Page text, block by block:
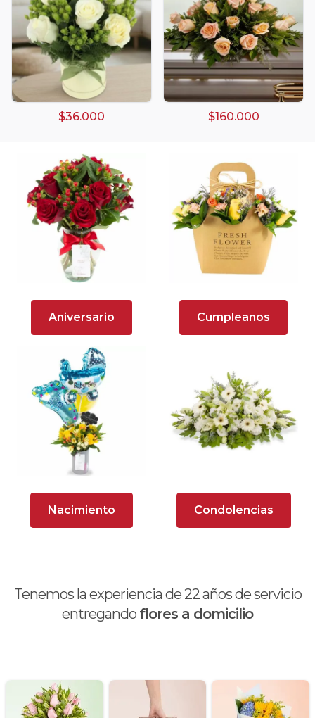
$36.000 $160.000
Aniversario Cumpleaños
Nacimiento Condolencias
Tenemos la experiencia de 22años de servicio
entregando flores a domicilio
Arreglos de Globos
Arreglos Florales
Arreglos florales amarillos
Arreglos florales de color rojo
Arreglos Florales en Florero
Arreglos florales en tono blanco
Arreglos florales en tono lila
Arreglos florales en tono naranja
Arreglos Florales para Aniversario
Arreglos florales para dar agradecimiento
Arreglos Florales para Defunciones
Arreglos Florales para Eventos
Arreglos florales románticos
Ave del Paraíso (Strelitzia)
Chocolates y galletas
Día de la secretaria